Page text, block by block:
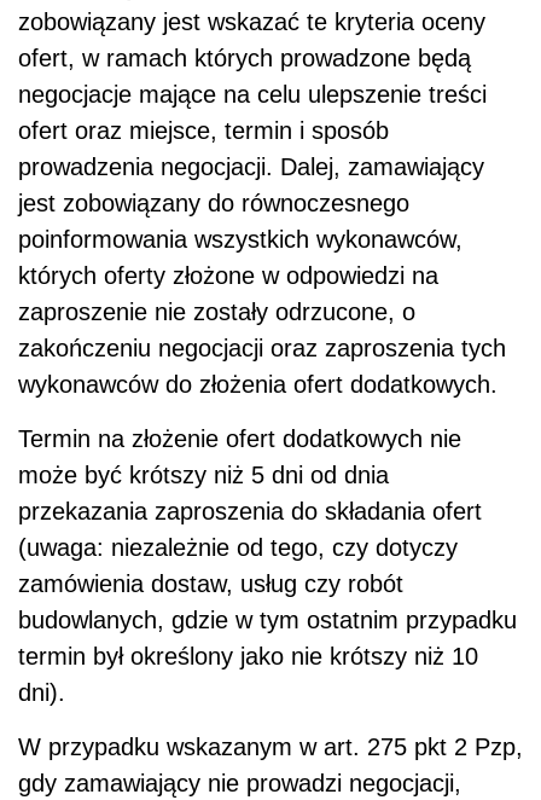
zobowiązany jest wskazać te kryteria oceny
ofert, w ramach których prowadzone będą
negocjacje mające na celu ulepszenie treści
ofert oraz miejsce, termin i sposób
prowadzenia negocjacji. Dalej, zamawiający
jest zobowiązany do równoczesnego
poinformowania wszystkich wykonawców,
których oferty złożone w odpowiedzi na
zaproszenie nie zostały odrzucone, o
zakończeniu negocjacji oraz zaproszenia tych
wykonawców do złożenia ofert dodatkowych.
Termin na złożenie ofert dodatkowych nie
może być krótszy niż 5 dni od dnia
przekazania zaproszenia do składania ofert
(uwaga: niezależnie od tego, czy dotyczy
zamówienia dostaw, usług czy robót
budowlanych, gdzie w tym ostatnim przypadku
termin był określony jako nie krótszy niż 10
dni).
W przypadku wskazanym w art. 275 pkt 2 Pzp,
gdy zamawiający nie prowadzi negocjacji,